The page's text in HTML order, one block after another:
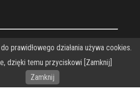
– specjaliści stron www WordPress
prawidłowego działania używa cookies.
dzięki temu przyciskowi [Zamknij]
Zamknij